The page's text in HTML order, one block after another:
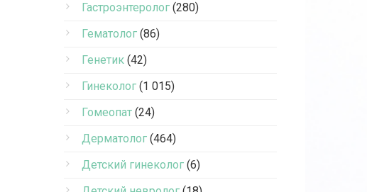
Гастроэнтеролог (280)
Гематолог (86)
Генетик (42)
Гинеколог (1 015)
Гомеопат (24)
Дерматолог (464)
Детский гинеколог (6)